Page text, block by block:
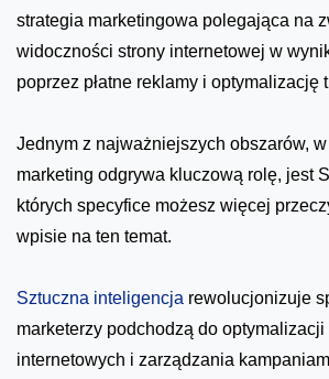
strategia marketingowa polegająca na
widoczności strony internetowej w
poprzez płatne reklamy i optymalizację
Jednym z najważniejszych obszarów,
marketing odgrywa kluczową rolę, jest
których specyfice możesz więcej
wpisie na ten temat.
Sztuczna inteligencja rewolucjonizuje
marketerzy podchodzą do optymalizacji
internetowych i zarządzania